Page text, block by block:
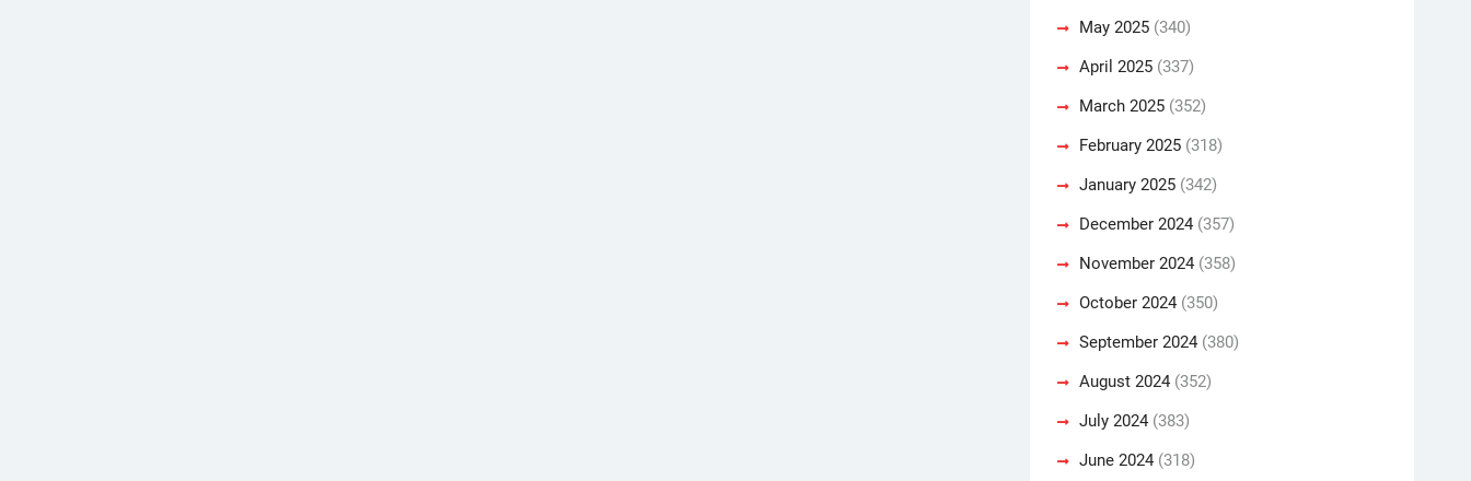
May 2025 (340)
April 2025 (337)
March 2025 (352)
February 2025 (318)
January 2025 (342)
December 2024 (357)
November 2024 (358)
October 2024 (350)
September 2024 (380)
August 2024 (352)
July 2024 (383)
June 2024 (318)